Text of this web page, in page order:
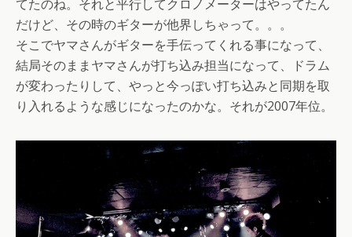
てたのね。それと平行してクロノメーターはやってたん
だけど、その時のギターが他界しちゃって。。。
そこでヤマさんがギターを手伝ってくれる事になって、
結局そのままヤマさんが打ち込み担当になって、ドラム
が変わったりして、やっと今っぽい打ち込みと同期を取
り入れるような感じになったのかな。それが2007年位。